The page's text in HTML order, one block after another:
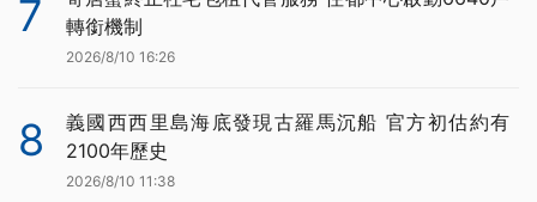
7
轉銜機制
2026/8/10 16:26
8
義國西西里島海底發現古羅馬沉船 官方初估約有
2100年歷史
2026/8/10 11:38